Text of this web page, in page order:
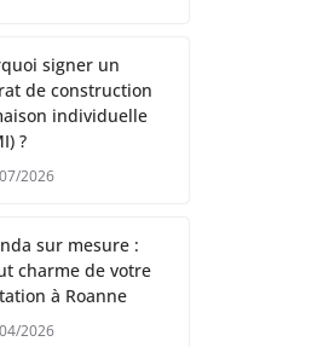
signer un
de construction
individuelle
?
2026
sur mesure :
charme de votre
à Roanne
2026